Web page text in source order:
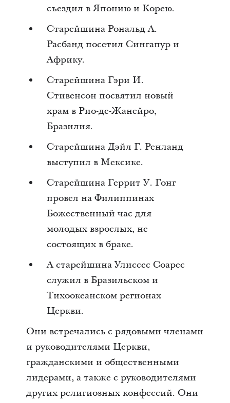
съездил в Японию и Корею.
Старейшина Рональд А.
Расбанд посетил Сингапур и
Африку.
Старейшина Гэри И.
Стивенсон посвятил новый
храм в Рио-де-Жанейро,
Бразилия.
Старейшина Дэйл Г. Ренланд
выступил в Мексике.
Старейшина Геррит У. Гонг
провел на Филиппинах
Божественный час для
молодых взрослых, не
состоящих в браке.
А старейшина Улиссес Соарес
служил в Бразильском и
Тихоокеанском регионах
Церкви.
Они встречались с рядовыми членами
и руководителями Церкви,
гражданскими и общественными
лидерами, а также с руководителями
других религиозных конфессий. Они